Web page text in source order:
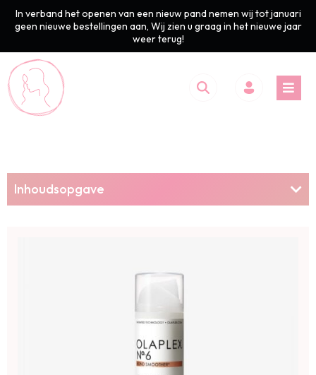
In verband het openen van een nieuw pand nemen wij tot januari
geen nieuwe bestellingen aan, Wij zien u graag in het nieuwe jaar
weer terug!
Inhoudsopgave